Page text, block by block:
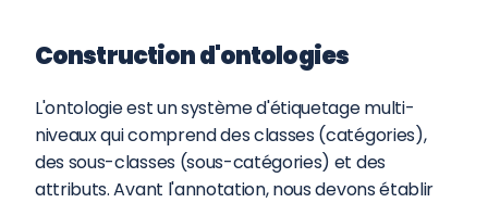
Construction d'ontologies
L'ontologie est un système d'étiquetage multi-
niveaux qui comprend des classes (catégories),
des sous-classes (sous-catégories) et des
attributs. Avant l'annotation, nous devons établir